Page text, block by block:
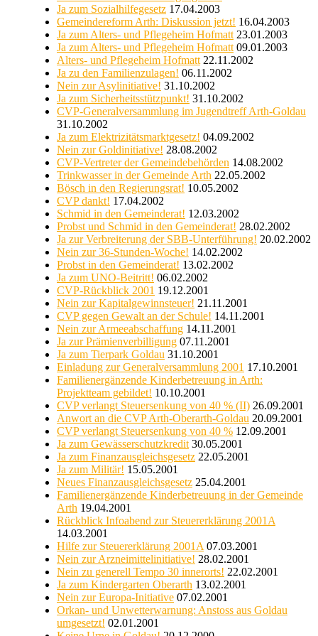
Ja zum Sozialhilfegesetz 17.04.2003
Gemeindereform Arth: Diskussion jetzt! 16.04.2003
Ja zum Alters- und Pflegeheim Hofmatt 23.01.2003
Ja zum Alters- und Pflegeheim Hofmatt 09.01.2003
Alters- und Pflegeheim Hofmatt 22.11.2002
Ja zu den Familienzulagen! 06.11.2002
Nein zur Asylinitiative! 31.10.2002
Ja zum Sicherheitsstützpunkt! 31.10.2002
CVP-Generalversammlung im Jugendtreff Arth-Goldau
31.10.2002
Ja zum Elektrizitätsmarktgesetz! 04.09.2002
Nein zur Goldinitiative! 28.08.2002
CVP-Vertreter der Gemeindebehörden 14.08.2002
Trinkwasser in der Gemeinde Arth 22.05.2002
Bösch in den Regierungsrat! 10.05.2002
CVP dankt! 17.04.2002
Schmid in den Gemeinderat! 12.03.2002
Probst und Schmid in den Gemeinderat! 28.02.2002
Ja zur Verbreiterung der SBB-Unterführung! 20.02.2002
Nein zur 36-Stunden-Woche! 14.02.2002
Probst in den Gemeinderat! 13.02.2002
Ja zum UNO-Beitritt! 06.02.2002
CVP-Rückblick 2001 19.12.2001
Nein zur Kapitalgewinnsteuer! 21.11.2001
CVP gegen Gewalt an der Schule! 14.11.2001
Nein zur Armeeabschaffung 14.11.2001
Ja zur Prämienverbilligung 07.11.2001
Ja zum Tierpark Goldau 31.10.2001
Einladung zur Generalversammlung 2001 17.10.2001
Familienergänzende Kinderbetreuung in Arth:
Projektteam gebildet! 10.10.2001
CVP verlangt Steuersenkung von 40 % (II) 26.09.2001
Anwort an die CVP Arth-Oberarth-Goldau 20.09.2001
CVP verlangt Steuersenkung von 40 % 12.09.2001
Ja zum Gewässerschutzkredit 30.05.2001
Ja zum Finanzausgleichsgesetz 22.05.2001
Ja zum Militär! 15.05.2001
Neues Finanzausgleichsgesetz 25.04.2001
Familienergänzende Kinderbetreuung in der Gemeinde
Arth 19.04.2001
Rückblick Infoabend zur Steuererklärung 2001A
14.03.2001
Hilfe zur Steuererklärung 2001A 07.03.2001
Nein zur Arzneimittelinitiative! 28.02.2001
Nein zu generell Tempo 30 innerorts! 22.02.2001
Ja zum Kindergarten Oberarth 13.02.2001
Nein zur Europa-Initiative 07.02.2001
Orkan- und Unwetterwarnung: Anstoss aus Goldau
umgesetzt! 02.01.2001